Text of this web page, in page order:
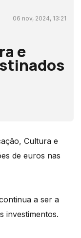
06 nov, 2024, 13:21
e
Cultura e
de euros nas
a ser a
investimentos.